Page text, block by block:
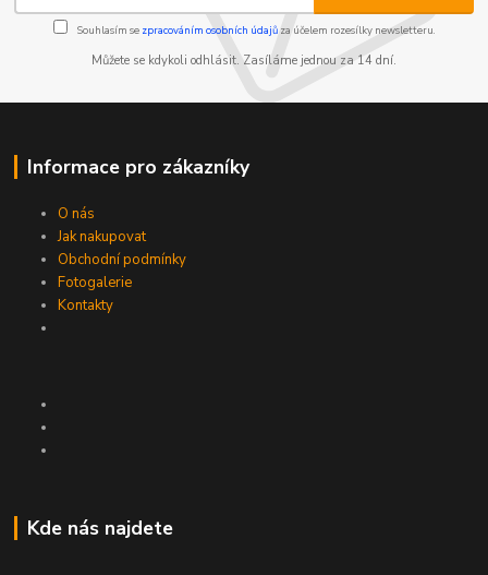
Souhlasím se zpracováním osobních údajůza účelem rozesílky newsletteru.
Můžete se kdykoli odhlásit. Zasíláme jednou za 14 dní.
Informace pro zákazníky
O nás
Jak nakupovat
Obchodní podmínky
Fotogalerie
Kontakty
Kde nás najdete